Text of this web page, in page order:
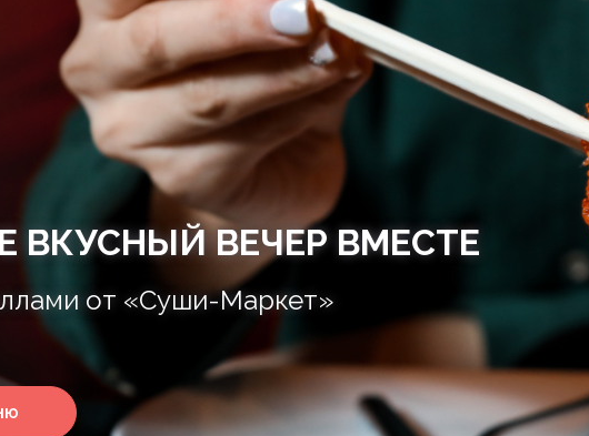
ВКУСНЫЙ ВЕЧЕР ВМЕСТЕ
от «Суши-Маркет»